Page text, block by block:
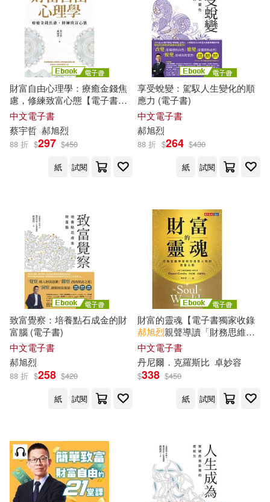
財富自由心理學：療癒金錢焦
慮，修練致富心態【電子書獨
家收錄：作者親聲導讀 ‧ 實戰
計畫】 (電子書)
中文電子書
蔡宇哲 郝旭烈
88 折 $297 $450
紙
試閱
享受蛻變：駕馭人生變化的順
應力 (電子書)
中文電子書
郝旭烈
88 折 $264 $430
紙
試閱
致富覺察：培養點石成金的財
富腦 (電子書)
中文電子書
郝旭烈
88 折 $258 $420
紙
試閱
財富的靈魂【電子書獨家收錄
郝旭烈親聲導讀「財務思維，
你的必備決策力」】：行為金
融學家教你洞悉人性的致富心
態 (電子書)
中文電子書
丹尼爾．克羅斯比 卓妙容
$338 $450
紙
試閱